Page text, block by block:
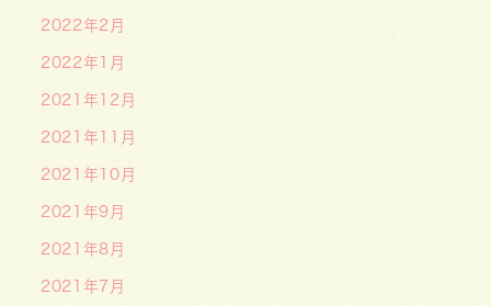
2022年2月
2022年1月
2021年12月
2021年11月
2021年10月
2021年9月
2021年8月
2021年7月